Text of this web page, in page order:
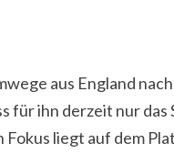
aus England
für ihn derzeit nur
liegt auf dem